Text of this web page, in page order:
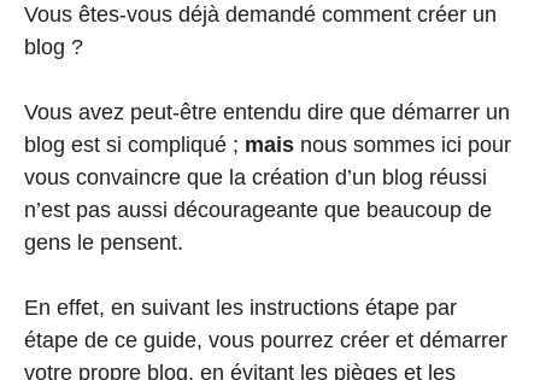
Vous êtes-vous déjà demandé comment créer un
blog ?
Vous avez peut-être entendu dire que démarrer un
blog est si compliqué ; mais nous sommes ici pour
vous convaincre que la création d’un blog réussi
n’est pas aussi décourageante que beaucoup de
gens le pensent.
En effet, en suivant les instructions étape par
étape de ce guide, vous pourrez créer et démarrer
votre propre blog, en évitant les pièges et les